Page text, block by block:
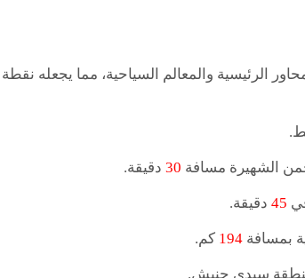
الرئيسية والمعالم السياحية، مما يجعله نقطة
30 دقيقة.
45 دقيقة.
بمسافة 194 كم.
سيدي حنيش.